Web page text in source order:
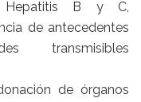
Hepatitis B y C,
de antecedentes
transmisibles
de órganos